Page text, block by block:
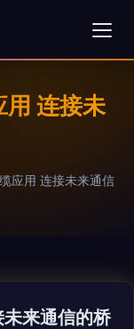
用 连接未
应用 连接未来通信
来通信的桥